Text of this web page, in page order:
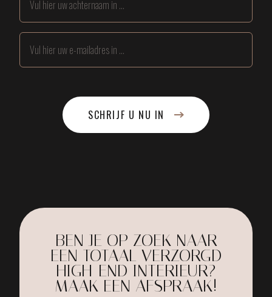
SCHRIJF U NU IN
BEN JE OP ZOEK NAAR
EEN TOTAAL VERZORGD
HIGH-END INTERIEUR?
MAAK EEN AFSPRAAK!